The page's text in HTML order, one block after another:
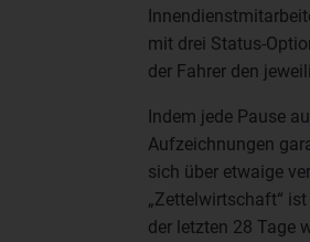
mit drei Status-
der Fahrer den
Indem jede Pause
Aufzeichnungen
sich über etwaige
„Zettelwirtschaft“
der letzten 28 Tage